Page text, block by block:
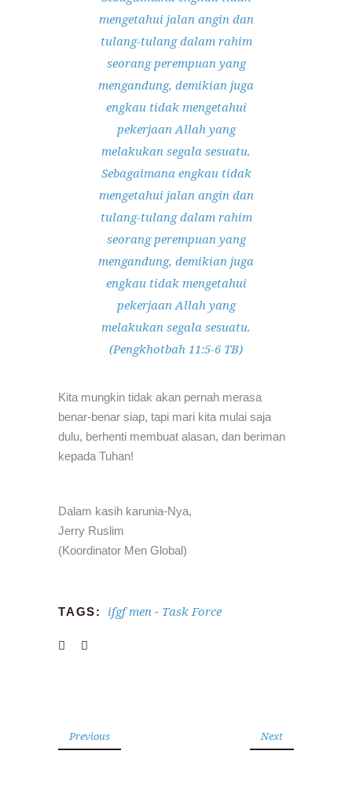
mengetahui jalan angin dan
tulang-tulang dalam rahim
seorang perempuan yang
mengandung, demikian juga
engkau tidak mengetahui
pekerjaan Allah yang
melakukan segala sesuatu.
Sebagaimana engkau tidak
mengetahui jalan angin dan
tulang-tulang dalam rahim
seorang perempuan yang
mengandung, demikian juga
engkau tidak mengetahui
pekerjaan Allah yang
melakukan segala sesuatu.
(Pengkhotbah 11:5-6 TB)
Kita mungkin tidak akan pernah merasa
benar-benar siap, tapi mari kita mulai saja
dulu, berhenti membuat alasan, dan beriman
kepada Tuhan!
Dalam kasih karunia-Nya,
Jerry Ruslim
(Koordinator Men Global)
TAGS: ifgf men - Task Force
Previous Next